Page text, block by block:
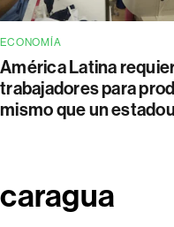
ECONOMÍA
América Latina
trabajadores para
mismo que un